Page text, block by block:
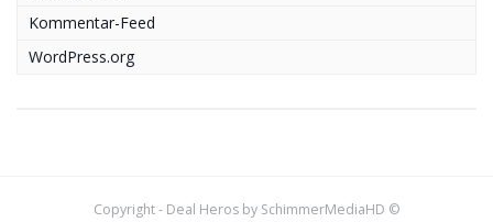
Kommentar-Feed
WordPress.org
Copyright - Deal Heros by SchimmerMediaHD ©